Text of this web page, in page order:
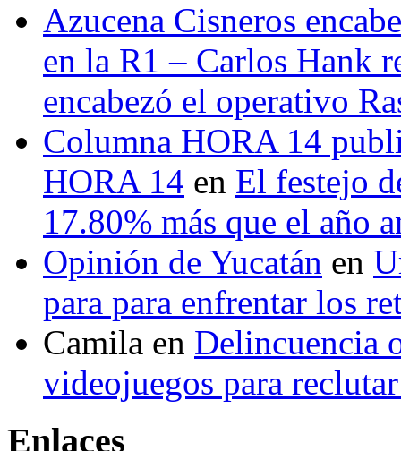
Azucena Cisneros
en la R1 – Carlos Hank
encabezó el operativo
Columna HORA 14
HORA 14 en El festejo
17.80% más que el año
Opinión de Yucatán en
para para enfrentar los
Camila en Delincuencia
videojuegos para
Enlaces